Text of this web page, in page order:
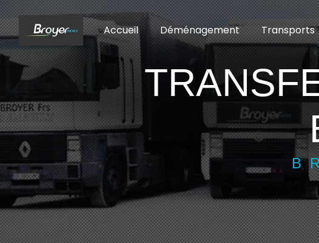
Accueil Déménagement Transports
Panneau de gestion des cookies